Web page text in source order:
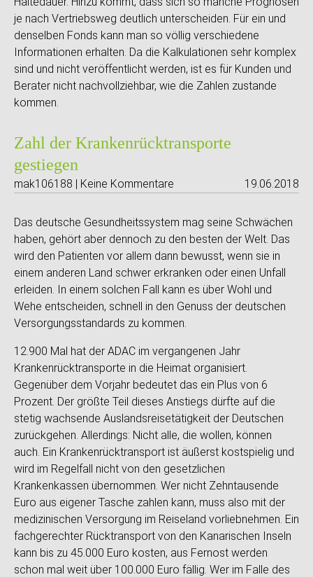
je nach Vertriebsweg deutlich unterscheiden. Für ein und
denselben Fonds kann man so völlig verschiedene
Informationen erhalten. Da die Kalkulationen sehr komplex
sind und nicht veröffentlicht werden, ist es für Kunden und
Berater nicht nachvollziehbar, wie die Zahlen zustande
kommen.
Zahl der Krankenrücktransporte
gestiegen
mak106188 | Keine Kommentare 19.06.2018
Das deutsche Gesundheitssystem mag seine Schwächen
haben, gehört aber dennoch zu den besten der Welt. Das
wird den Patienten vor allem dann bewusst, wenn sie in
einem anderen Land schwer erkranken oder einen Unfall
erleiden. In einem solchen Fall kann es über Wohl und
Wehe entscheiden, schnell in den Genuss der deutschen
Versorgungsstandards zu kommen.
12.900 Mal hat der ADAC im vergangenen Jahr
Krankenrücktransporte in die Heimat organisiert.
Gegenüber dem Vorjahr bedeutet das ein Plus von 6
Prozent. Der größte Teil dieses Anstiegs dürfte auf die
stetig wachsende Auslandsreisetätigkeit der Deutschen
zurückgehen. Allerdings: Nicht alle, die wollen, können
auch. Ein Krankenrücktransport ist äußerst kostspielig und
wird im Regelfall nicht von den gesetzlichen
Krankenkassen übernommen. Wer nicht Zehntausende
Euro aus eigener Tasche zahlen kann, muss also mit der
medizinischen Versorgung im Reiseland vorliebnehmen. Ein
fachgerechter Rücktransport von den Kanarischen Inseln
kann bis zu 45.000 Euro kosten, aus Fernost werden
schon mal weit über 100.000 Euro fällig. Wer im Falle des